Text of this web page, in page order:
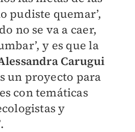
pudiste quemar’,
no se va a caer,
y es que la
Carugui
un proyecto para
con temáticas
y